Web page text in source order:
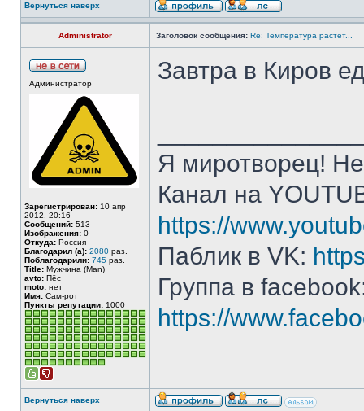
Вернуться наверх
Administrator Заголовок сообщения: Re: Температура растёт...
Администратор
Зарегистрирован: 10 апр
2012, 20:16
Сообщений: 513
Изображения: 0
Откуда: Россия
Благодарил (а): 2080 раз.
Поблагодарили: 745 раз.
Title: Мужчина (Man)
avto: Пёс
moto: нет
Имя: Сам-рот
Пункты репутации: 1000
Завтра в Киров
Я миротворец!
Канал на
https://
Паблик в VK:
Группа в
https://
Вернуться наверх